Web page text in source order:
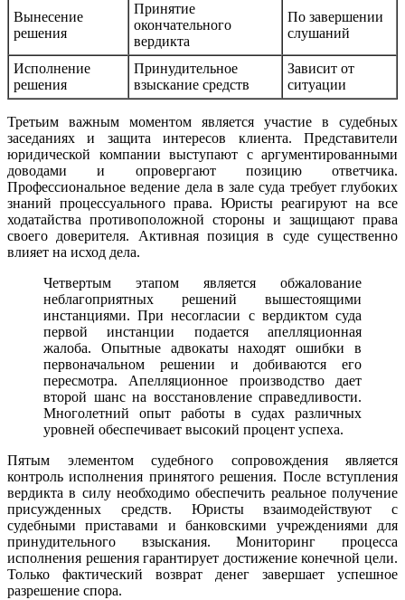
Вынесение
решения
Принятие
окончательного
вердикта
По завершении
слушаний
Исполнение
решения
Принудительное
взыскание средств
Зависит от
ситуации
Третьим важным моментом является участие в судебных
заседаниях и защита интересов клиента. Представители
юридической компании выступают с аргументированными
доводами и опровергают позицию ответчика.
Профессиональное ведение дела в зале суда требует глубоких
знаний процессуального права. Юристы реагируют на все
ходатайства противоположной стороны и защищают права
своего доверителя. Активная позиция в суде существенно
влияет на исход дела.
Четвертым этапом является обжалование
неблагоприятных решений вышестоящими
инстанциями. При несогласии с вердиктом суда
первой инстанции подается апелляционная
жалоба. Опытные адвокаты находят ошибки в
первоначальном решении и добиваются его
пересмотра. Апелляционное производство дает
второй шанс на восстановление справедливости.
Многолетний опыт работы в судах различных
уровней обеспечивает высокий процент успеха.
Пятым элементом судебного сопровождения является
контроль исполнения принятого решения. После вступления
вердикта в силу необходимо обеспечить реальное получение
присужденных средств. Юристы взаимодействуют с
судебными приставами и банковскими учреждениями для
принудительного взыскания. Мониторинг процесса
исполнения решения гарантирует достижение конечной цели.
Только фактический возврат денег завершает успешное
разрешение спора.